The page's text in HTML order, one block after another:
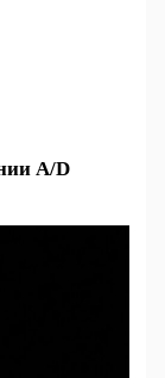
A/D